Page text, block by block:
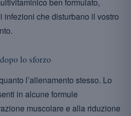
infezioni che disturbano il vostro
lo sforzo
l’allenamento stesso. Lo
in alcune formule
muscolare e alla riduzione